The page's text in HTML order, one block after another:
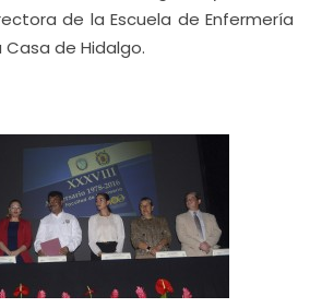
de la Escuela de Enfermería
Casa de Hidalgo.